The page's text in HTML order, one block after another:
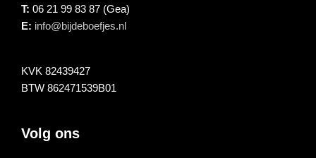
T: 06 21 99 83 87 (Gea)
E: info@bijdeboefjes.nl
KVK 82439427
BTW 862471539B01
Volg ons